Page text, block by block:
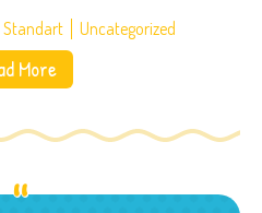
Standart Uncategorized
More